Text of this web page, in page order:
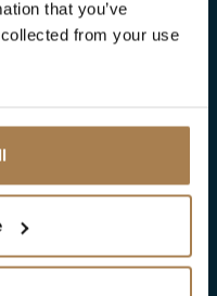
that you’ve
from your use
parco giochi.